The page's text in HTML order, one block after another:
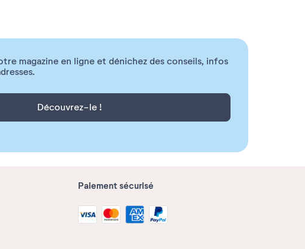
magazine en ligne et dénichez des conseils, infos
Découvrez-le !
Paiement sécurisé